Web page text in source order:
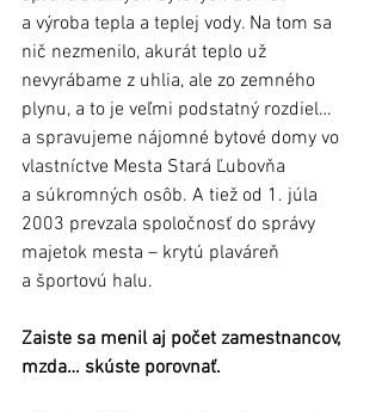
a výroba tepla a teplej vody. Na tom sa
nič nezmenilo, akurát teplo už
nevyrábame z uhlia, ale zo zemného
plynu, a to je veľmi podstatný rozdiel…
a spravujeme nájomné bytové domy vo
vlastníctve Mesta Stará Ľubovňa
a súkromných osôb. A tiež od 1. júla
2003 prevzala spoločnosť do správy
majetok mesta – krytú plaváreň
a športovú halu.
Zaiste sa menil aj počet zamestnancov,
mzda… skúste porovnať.